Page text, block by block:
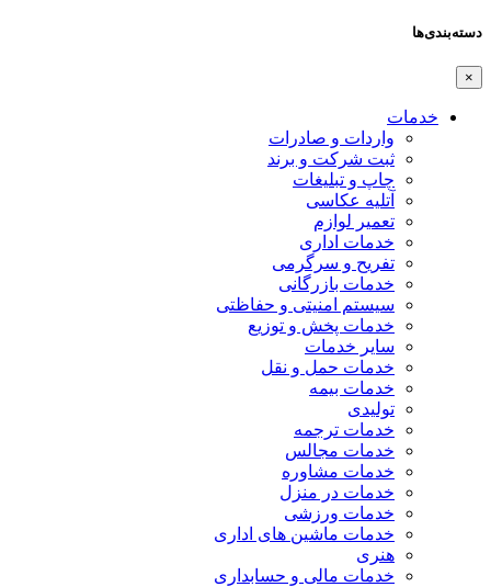
دسته‌بندی‌ها
×
خدمات
واردات و صادرات
ثبت شرکت و برند
چاپ و تبلیغات
آتلیه عکاسی
تعمیر لوازم
خدمات اداری
تفریح و سرگرمی
خدمات بازرگانی
سیستم امنیتی و حفاظتی
خدمات پخش و توزیع
سایر خدمات
خدمات حمل و نقل
خدمات بیمه
تولیدی
خدمات ترجمه
خدمات مجالس
خدمات مشاوره
خدمات در منزل
خدمات ورزشی
خدمات ماشین های اداری
هنری
خدمات مالی و حسابداری